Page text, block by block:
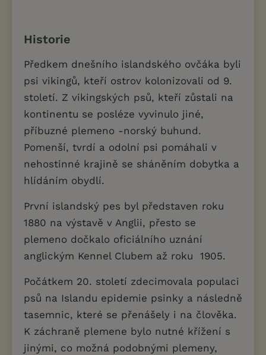
Historie
Předkem dnešního islandského ovčáka byli
psi vikingů, kteří ostrov kolonizovali od 9.
století. Z vikingských psů, kteří zůstali na
kontinentu se posléze vyvinulo jiné,
příbuzné plemeno -norský buhund.
Pomenší, tvrdí a odolní psi pomáhali v
nehostinné krajině se sháněním dobytka a
hlídáním obydlí.
První islandský pes byl představen roku
1880 na výstavě v Anglii, přesto se
plemeno dočkalo oficiálního uznání
anglickým Kennel Clubem až roku 1905.
Počátkem 20. století zdecimovala populaci
psů na Islandu epidemie psinky a následně
tasemnic, které se přenášely i na člověka.
K záchraně plemene bylo nutné křížení s
jinými, co možná podobnými plemeny,